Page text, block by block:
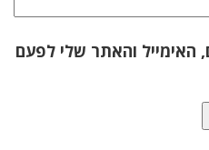
והאתר שלי לפעם